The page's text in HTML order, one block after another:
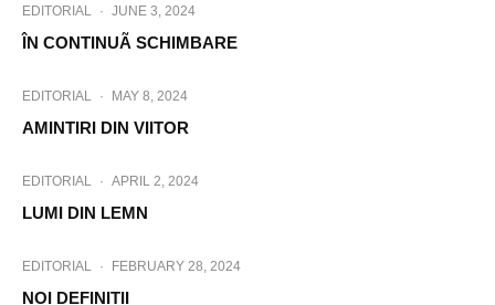
EDITORIAL · JUNE 3, 2024
ÎN CONTINUÃ SCHIMBARE
EDITORIAL · MAY 8, 2024
AMINTIRI DIN VIITOR
EDITORIAL · APRIL 2, 2024
LUMI DIN LEMN
EDITORIAL · FEBRUARY 28, 2024
NOI DEFINITII